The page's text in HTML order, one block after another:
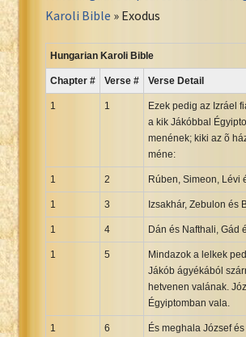
Russian Synodal 1876 Bible
Russian Synodal Bible Win-1251
Spanish RV 1909 Bible
Swahili New Testament
Swedish 1917 Bible
Tagalog 1905
Tagalog John and James
Ukrainian Bible
Karoli Bible » Exodus
Hungarian Karoli Bible
Chapter # Verse # Verse Detail
1 1
Ezek pedig az Izráel
a kik Jákóbbal
menének; kiki az õ
méne:
1 2 Rúben, Simeon, Lévi
1 3 Izsakhár, Zebulon és
1 4 Dán és Nafthali, Gád
1 5
Mindazok a lelkek
Jákób ágyékából
hetvenen valának.
Égyiptomban vala.
1 6
És meghala József